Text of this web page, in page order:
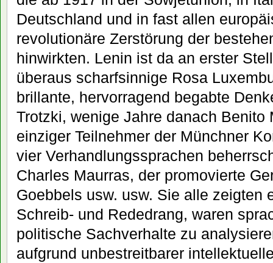
Deutschland und in fast allen
revolutionäre Zerstörung der
hinwirkten. Lenin ist da an erster
überaus scharfsinnige Rosa
brillante, hervorragend begabte
Trotzki, wenige Jahre danach Benito
einziger Teilnehmer der Münchner
vier Verhandlungssprachen
Charles Maurras, der promovierte
Goebbels usw. usw. Sie alle zeigten
Schreib- und Rededrang, waren
politische Sachverhalte zu
aufgrund unbestreitbarer